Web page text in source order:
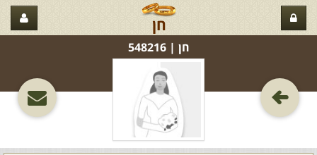
חן
חן‏ | 548216